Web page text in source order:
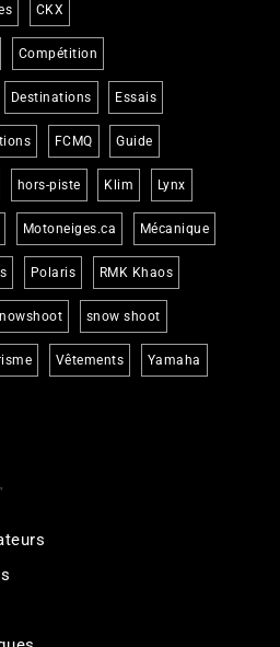
CKX
Compétition
Destinations Essais
FCMQ Guide
hors-piste Klim Lynx
Motoneiges.ca Mécanique
Polaris RMK Khaos
snow shoot
Vêtements Yamaha